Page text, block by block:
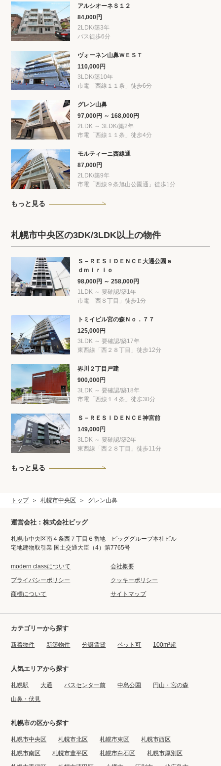
アルシオーネＳ１２
84,000円
2LDK/築3年
バス徒歩6分
ヴォーネン山鼻ＷＥＳＴ
110,000円
3LDK/築10年
市電「西線１１条」徒歩6分
グレン山鼻
97,000円 ～ 168,000円
2LDK ～ 3LDK/築2年
市電「西線１１条」徒歩4分
モルティーニ西線通
87,000円
2LDK/築9年
市電「西線９条旭山公園通」徒歩1分
もっと見る
札幌市中央区の3DK/3LDK以上の物件
Ｓ－ＲＥＳＩＤＥＮＣＥ大通公園ａ
ｄｍｉｒｉｏ
98,000円 ～ 258,000円
1LDK ～ 要確認/築1年
市電「西８丁目」徒歩1分
トミイビル宮の森Ｎｏ．７７
125,000円
3LDK ～ 要確認/築17年
東西線「西２８丁目」徒歩12分
界川２丁目戸建
900,000円
3LDK ～ 要確認/築18年
市電「西線１４条」徒歩30分
Ｓ－ＲＥＳＩＤＥＮＣＥ神宮前
149,000円
3LDK ～ 要確認/築2年
東西線「西２８丁目」徒歩11分
もっと見る
トップ 札幌市中央区 グレン山鼻
運営会社：株式会社ビッグ
札幌市中央区南４条西７丁目６番地 ビッググループ本社ビル
宅地建物取引業 国土交通大臣（4）第7765号
modern classについて
会社概要
プライバシーポリシー
クッキーポリシー
商標について
サイトマップ
カテゴリーから探す
新着物件 新築物件 分譲賃貸 ペット可 100m²超
人気エリアから探す
札幌駅 大通 バスセンター前 中島公園
円山・宮の森
山鼻・伏見
札幌市の区から探す
札幌市中央区 札幌市北区 札幌市東区
札幌市西区
札幌市南区
札幌市豊平区 札幌市白石区
札幌市厚別区